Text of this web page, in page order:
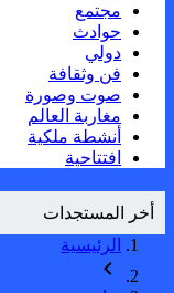
مجتمع
حوادث
دولي
فن وثقافة
صوت وصورة
مغاربة العالم
أنشطة ملكية
افتتاحية
أخر المستجدات
الرئيسية